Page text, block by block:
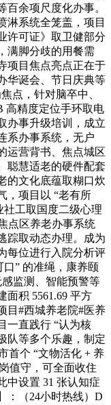
余项尺度化办事。
淋系统全笼盖，项目
许可证》取卫健部分
满脚分歧的用餐需
项目焦点亮点正在于
华诞会、节日庆典等
点，针对脑卒中、
高精度定位手环取电
办事升级培训，成立
系办事系统，无户
运营背书、焦点城区
聪慧适老的硬件配套
的文化底蕴取糊口炊
，项目以 “老有所
社工取国度二级心理
点区养老办事系统
踪取动态办理。成为
每位进行入院分析评
” 的准绳，康养颐
监测、智能预警等
面积 5561.69 平方
目#西城养老院#医养
一直践行 “认为核
队等多个乐趣，制定
首个 “文物活化 + 养
值守，可全面收住
中设置 31 张认知症
：（24小时热线）D